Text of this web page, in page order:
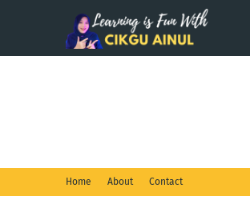
Home About Contact